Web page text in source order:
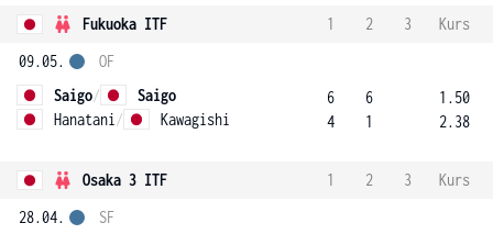
Fukuoka ITF 1 2 3
Kurs
09.05.
Saigo/
Saigo
Hanatani / Kawagishi
OF
6
4
6
1
1.50
2.38
Osaka 3 ITF 1 2 3
Kurs
28.04.
SF